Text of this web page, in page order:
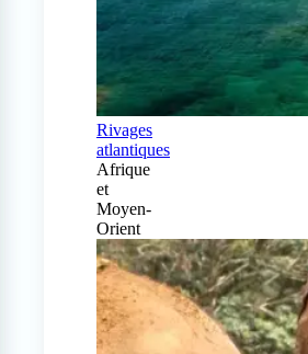
Rivages
atlantiques
Afrique
et
Moyen-
Orient